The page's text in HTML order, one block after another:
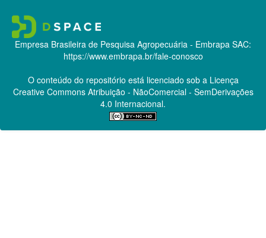
Empresa Brasileira de Pesquisa Agropecuária - Embrapa SAC:
https://www.embrapa.br/fale-conosco
O conteúdo do repositório está licenciado sob a Licença
Creative CommonsAtribuição - NãoComercial - SemDerivações
4.0 Internacional.